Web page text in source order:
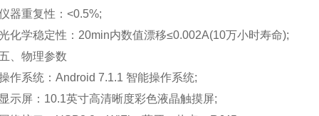
重复性：<0.5%;
学稳定性：20min内数值漂移≤0.002A(10万小时寿命);
物理参数
系统：Android 7.1.1 智能操作系统;
屏：10.1英寸高清晰度彩色液晶触摸屏;